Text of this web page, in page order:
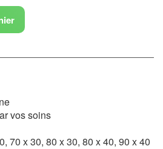
vos soins
70 x 30, 80 x 30, 80 x 40, 90 x 40